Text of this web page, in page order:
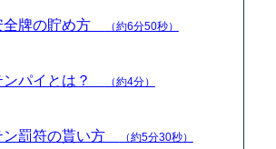
全牌の貯め方 （約6分50秒）
ンパイとは？ （約4分）
ン罰符の貰い方 （約5分30秒）